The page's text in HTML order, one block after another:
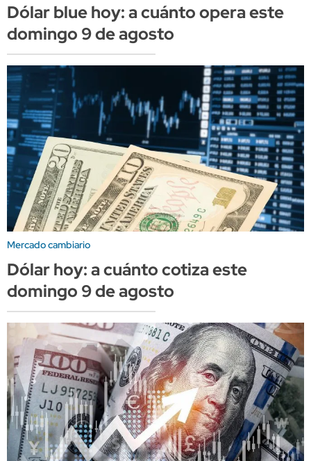
Dólar blue hoy: a cuánto opera este
domingo 9 de agosto
Mercado cambiario
Dólar hoy: a cuánto cotiza este
domingo 9 de agosto